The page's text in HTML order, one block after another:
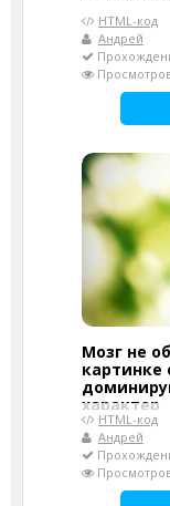
HTML-код
Андрей
Мозг не
картинке
характер
HTML-код
Андрей